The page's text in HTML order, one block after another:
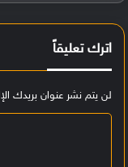
اترك تعليقاً
لن يتم نشر عنوان بريدك